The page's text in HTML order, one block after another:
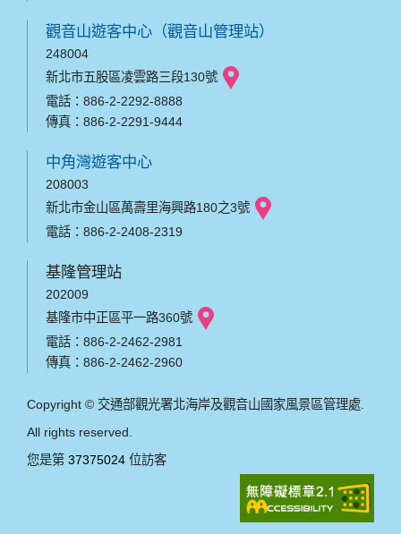
觀音山遊客中心（觀音山管理站）
248004
新北市五股區凌雲路三段130號
電話：886-2-2292-8888
傳真：886-2-2291-9444
中角灣遊客中心
208003
新北市金山區萬壽里海興路180之3號
電話：886-2-2408-2319
基隆管理站
202009
基隆市中正區平一路360號
電話：886-2-2462-2981
傳真：886-2-2462-2960
Copyright © 交通部觀光署北海岸及觀音山國家風景區管理處.
All rights reserved.
您是第 37375024 位訪客